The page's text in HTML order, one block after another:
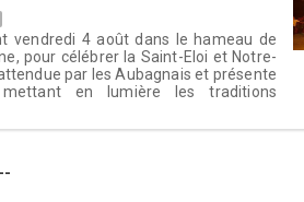
vendredi 4 août dans le hameau de
pour célébrer la Saint-Eloi et Notre-
par les Aubagnais et présente
en lumière les traditions